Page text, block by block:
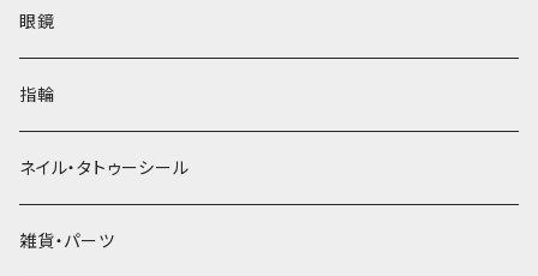
眼鏡
指輪
ネイル・タトゥーシール
雑貨・パーツ